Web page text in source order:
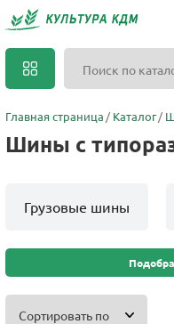
Главная страница Каталог
Шины с
Грузовые шины
Сортировать по